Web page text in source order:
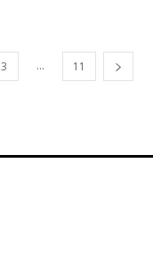
3 ... 11